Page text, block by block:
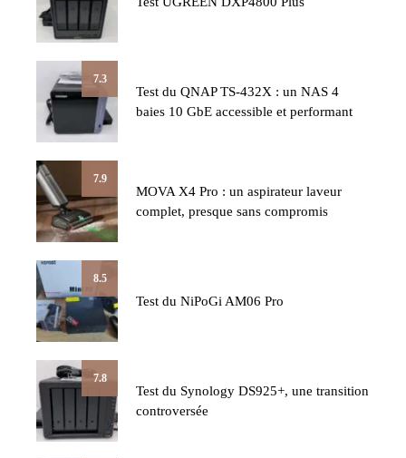
7.3
Test du QNAP TS-432X : un NAS 4
baies 10 GbE accessible et performant
7.9
MOVA X4 Pro : un aspirateur laveur
complet, presque sans compromis
8.5
Test du NiPoGi AM06 Pro
7.8
Test du Synology DS925+, une transition
controversée